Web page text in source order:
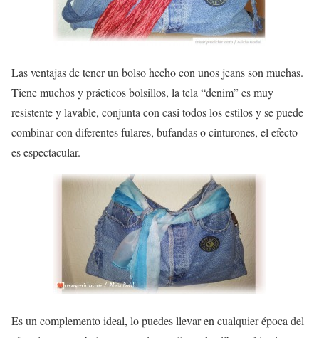
Las ventajas de tener un bolso hecho con unos jeans son muchas.
Tiene muchos y prácticosbolsillos, la tela “denim” es muy
resistente y lavable, conjunta con casi todos los estilos y se puede
combinar con diferentes fulares, bufandas o cinturones, el efecto
es espectacular.
Es un complemento ideal, lo puedes llevar en cualquier época del